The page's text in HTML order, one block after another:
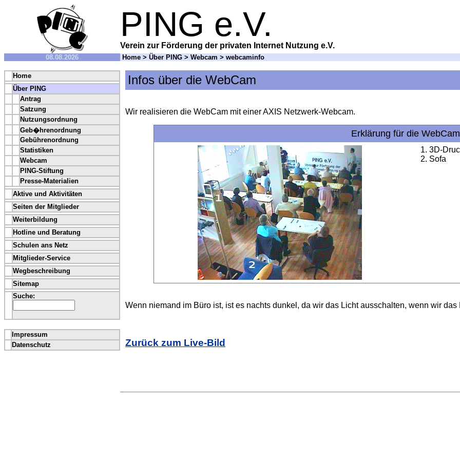
PING e.V.
Verein zur Förderung der privaten Internet Nutzung e.V.
08.08.2026 Home > Über PING > Webcam > webcaminfo
Home
Über PING
Antrag
Satzung
Nutzungsordnung
Geb�hrenordnung
Gebührenordnung
Statistiken
Webcam
PING-Stiftung
Presse-Materialien
Aktive und Aktivitäten
Seiten der Mitglieder
Weiterbildung
Hotline und Beratung
Schulen ans Netz
Mitglieder-Service
Wegbeschreibung
Sitemap
Suche:
Impressum
Datenschutz
Infos über die WebCam
Wir realisieren die WebCam mit einer AXIS Netzwerk-Webcam.
Erklärung für die WebCam
3D-
Sofa
Wenn niemand im Büro ist, ist es nachts dunkel, da wir das Licht ausschalten, wenn wir das
Zurück zum Live-Bild